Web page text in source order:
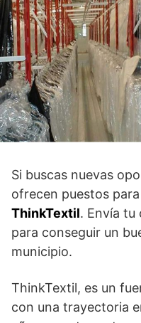
Si buscas nuevas
ofrecen puestos para
ThinkTextil. Envía tu
para conseguir un
municipio.
ThinkTextil, es un
con una trayectoria